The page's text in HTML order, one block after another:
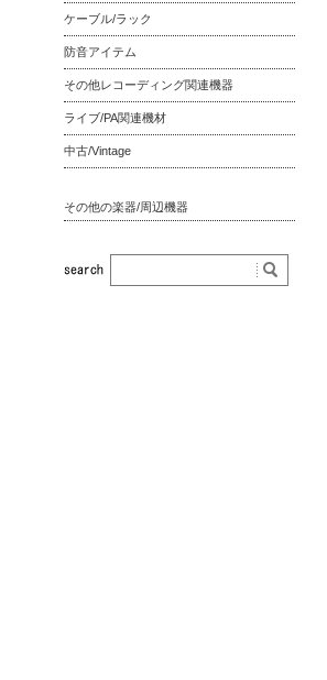
ケーブル/ラック
防音アイテム
その他レコーディング関連機器
ライブ/PA関連機材
中古/Vintage
その他の楽器/周辺機器